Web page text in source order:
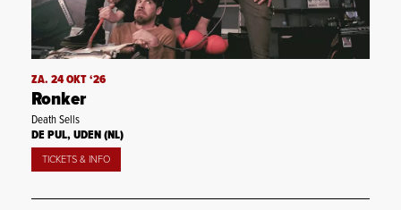
ZA. 24 OKT ‘26
Ronker
Death Sells
DE PUL, UDEN (NL)
TICKETS & INFO